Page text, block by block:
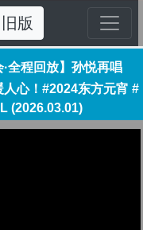
旧版
·全程回放】孙悦再唱
人心！#2024东方元宵 #
(2026.03.01)